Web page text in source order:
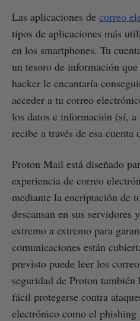
Las aplicaciones de correo
tipos de aplicaciones más
en los smartphones. Tu
un tesoro de información
hacker le encantaría
acceder a tu correo
los datos e información (sí, a
recibe a través de esa
Proton Mail está diseñado
experiencia de correo
mediante la encriptación de
descansan en sus servidores
extremo a extremo para
comunicaciones están
previsto puede leer los
seguridad de Proton también
fácil protegerse contra
electrónico como el phishing